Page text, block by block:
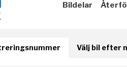
Bildelar
Välj bil efter